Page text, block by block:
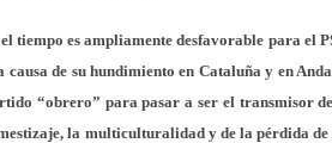
el tiempo es ampliamente desfavorable para el
causa de su hundimiento en Cataluña y en
“obrero” para pasar a ser el transmisor
la multiculturalidad y de la pérdida